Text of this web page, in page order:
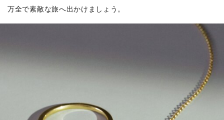
COMPANY TERM OF USE
万全で素敵な旅へ出かけましょう。